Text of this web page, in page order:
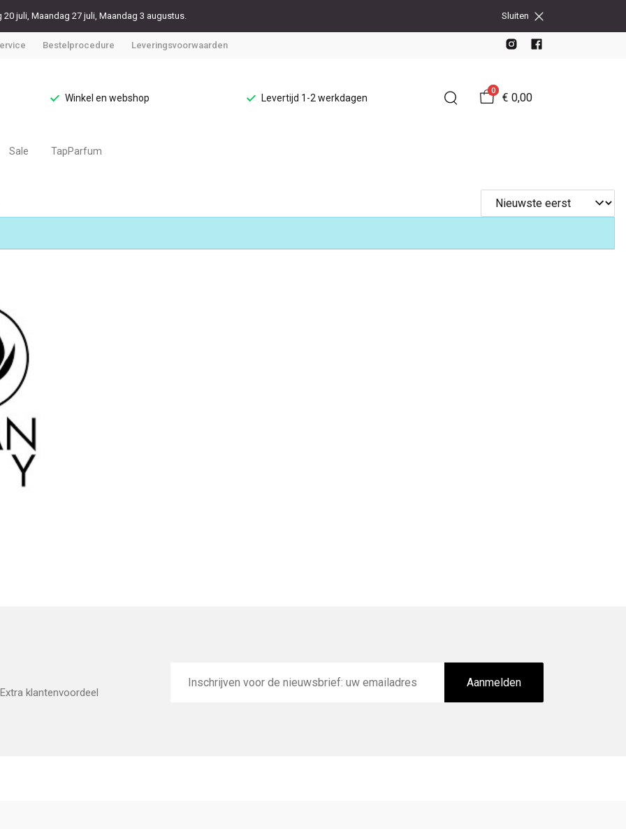
juli, Maandag 27 juli, Maandag 3 augustus. Sluiten
Bestelprocedure Leveringsvoorwaarden
Winkel en webshop Levertijd 1-2 werkdagen
0
€ 0,00
Sale TapParfum
klantenvoordeel
mailadres
Aanmelden